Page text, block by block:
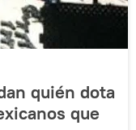
quién dota
que